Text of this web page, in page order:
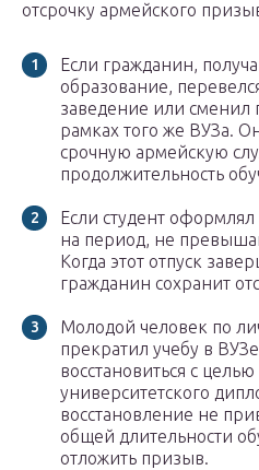
отсрочку армейского
Если гражданин,
образование,
заведение или сменил
рамках того же ВУЗа.
срочную армейскую
продолжительность
Если студент
на период, не
Когда этот отпуск
гражданин сохранит
Молодой человек по
прекратил учебу в
восстановиться с
университетского
восстановление не
общей длительности
отложить призыв.